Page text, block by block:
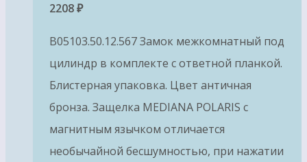
2208₽
B05103.50.12.567 Замок межкомнатный под
цилиндр в комплекте с ответной планкой.
Блистерная упаковка. Цвет античная
бронза. Защелка MEDIANA POLARIS с
магнитным язычком отличается
необычайной бесшумностью, при нажатии